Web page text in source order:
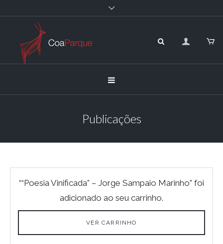
Publicações
““Poesia Vinificada” – Jorge Sampaio Marinho” foi
adicionado ao seu carrinho.
VER CARRINHO